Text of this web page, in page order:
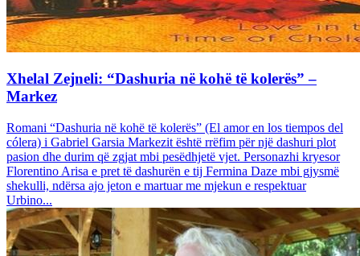
Xhelal Zejneli: “Dashuria në kohë të kolerës” –
Markez
Romani “Dashuria në kohë të kolerës” (El amor en los tiempos del
cólera) i Gabriel Garsia Markezit është rrëfim për një dashuri plot
pasion dhe durim që zgjat mbi pesëdhjetë vjet. Personazhi kryesor
Florentino Arisa e pret të dashurën e tij Fermina Daze mbi gjysmë
shekulli, ndërsa ajo jeton e martuar me mjekun e respektuar
Urbino...